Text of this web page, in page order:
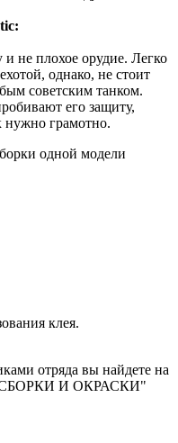
не плохое орудие. Легко
однако, не стоит
советским танком.
его защиту,
нужно грамотно.
одной модели
клея.
отряда вы найдете на
СБОРКИ И ОКРАСКИ"